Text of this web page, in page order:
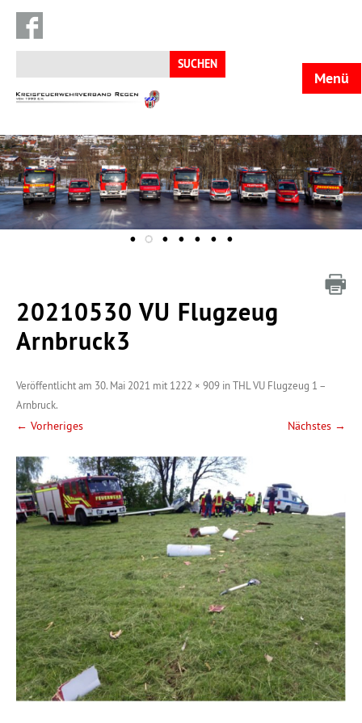
Suchen
nach:
KFV
Menü
20210530 VU Flugzeug
Arnbruck3
Veröffentlicht am 30. Mai 2021 mit 1222 × 909 inTHL VU Flugzeug 1 –
Arnbruck.
← Vorheriges Nächstes →